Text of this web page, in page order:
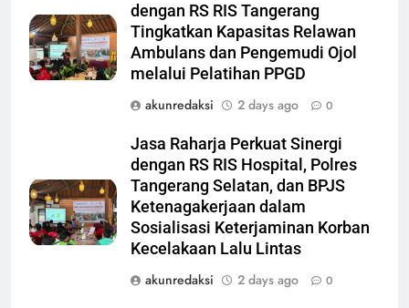
dengan RS RIS Tangerang
Tingkatkan Kapasitas Relawan
Ambulans dan Pengemudi Ojol
melalui Pelatihan PPGD
akunredaksi
2 days ago 0
Jasa Raharja Perkuat Sinergi
dengan RS RIS Hospital, Polres
Tangerang Selatan, dan BPJS
Ketenagakerjaan dalam
Sosialisasi Keterjaminan Korban
Kecelakaan Lalu Lintas
akunredaksi
2 days ago 0